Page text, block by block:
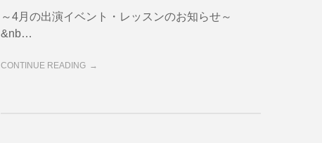
～4月の出演イベント・レッスンのお知らせ～
&nb…
CONTINUE READING